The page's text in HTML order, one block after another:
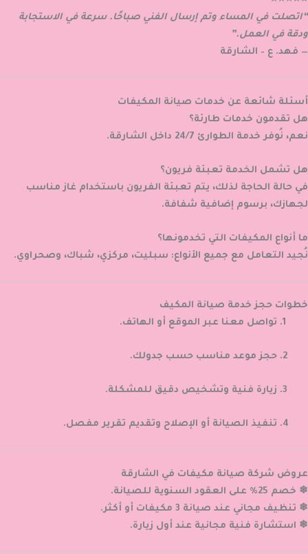
“اتصلت في المساء وتم إرسال الفني صباحًا. سرعة في الاستجابة
ودقة في العمل.”
— فهد. ع – الشارقة
أسئلة شائعة عن خدمات صيانة المكيفات
هل تقدمون خدمات طارئة؟
نعم، نُوفر خدمة الطوارئ 24/7 داخل الشارقة.
هل تشمل الخدمة تعبئة فريون؟
في حالة الحاجة لذلك، يتم تعبئة الفريون باستخدام غاز مناسب
لجهازك، برسوم إضافية شفافة.
ما أنواع المكيفات التي تخدمونها؟
نُجيد التعامل مع جميع الأنواع: سبليت، مركزي، شباك، وصحراوي.
خطوات حجز خدمة صيانة المكيف
تواصل معنا عبر الموقع أو الهاتف.
حجز موعد مناسب حسب جدولك.
زيارة فنية وتشخيص دقيق للمشكلة.
تنفيذ الصيانة أو الإصلاح وتقديم تقرير مفصل.
عروض شركة صيانة مكيفات في الشارقة
❄ خصم 25% على العقود السنوية للصيانة.
❄ تنظيف مجاني عند صيانة 3 مكيفات أو أكثر.
❄ استشارة فنية مجانية عند أول زيارة.